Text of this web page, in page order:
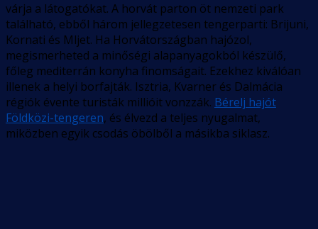
várja a látogatókat. A horvát parton öt nemzeti park
található, ebből három jellegzetesen tengerparti: Brijuni,
Kornati és Mljet. Ha Horvátországban hajózol,
megismerheted a minőségi alapanyagokból készülő,
főleg mediterrán konyha finomságait. Ezekhez kiválóan
illenek a helyi borfajták. Isztria, Kvarner és Dalmácia
régiók évente turisták millióit vonzzák. Bérelj hajót
Földközi-tengeren, és élvezd a teljes nyugalmat,
miközben egyik csodás öbölből a másikba siklasz.